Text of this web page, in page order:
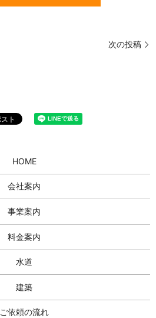
次の投稿
HOME
会社案内
事業案内
料金案内
水道
建築
ご依頼の流れ